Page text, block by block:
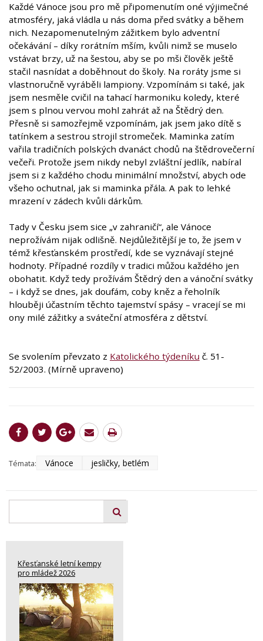
Každé Vánoce jsou pro mě připomenutím oné výjimečné
atmosféry, jaká vládla u nás doma před svátky a během
nich. Nezapomenutelným zážitkem bylo adventní
očekávání – díky rorátním mším, kvůli nimž se muselo
vstávat brzy, už na šestou, aby se po mši člověk ještě
stačil nasnídat a doběhnout do školy. Na roráty jsme si
vlastnoručně vyráběli lampiony. Vzpomínám si také, jak
jsem nesměle cvičil na tahací harmoniku koledy, které
jsem s plnou vervou mohl zahrát až na Štědrý den.
Přesně si samozřejmě vzpomínám, jak jsem jako dítě s
tatínkem a sestrou strojil stromeček. Maminka zatím
vařila tradičních polských dvanáct chodů na štědrovečerní
večeři. Protože jsem nikdy nebyl zvláštní jedlík, nabíral
jsem si z každého chodu minimální množství, abych ode
všeho ochutnal, jak si maminka přála. A pak to lehké
mrazení v zádech kvůli dárkům.
Tady v Česku jsem sice „v zahraničí“, ale Vánoce
neprožívám nijak odlišně. Nejdůležitější je to, že jsem v
témž křesťanském prostředí, kde se vyznávají stejné
hodnoty. Případné rozdíly v tradici můžou každého jen
obohatit. Když tedy prožívám Štědrý den a vánoční svátky
– i když se dnes, jak doufám, coby kněz a řeholník
hlouběji účastním těchto tajemství spásy – vracejí se mi
ony milé zážitky a sváteční atmosféra z dětství.
Se svolením převzato z Katolického týdeníku č. 51-
52/2003. (Mírně upraveno)
Témata: Vánoce jesličky, betlém
Křesťanské letní kempy
pro mládež 2026